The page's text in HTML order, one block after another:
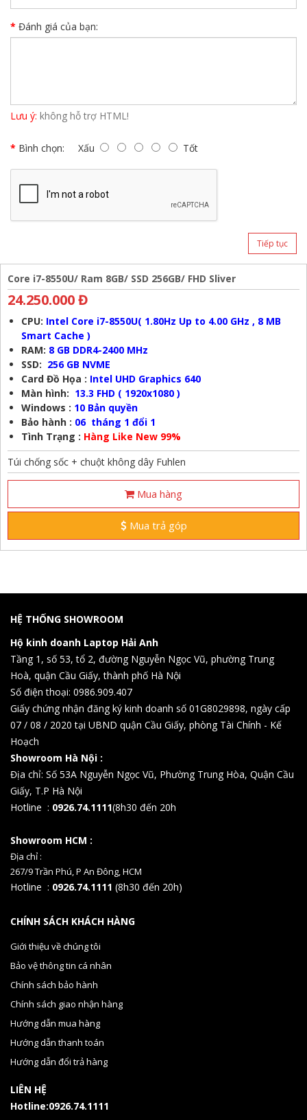
Đánh giá của bạn:
Lưu ý: không hỗ trợ HTML!
Bình chọn: Xấu Tốt
Tiếp tục
Core i7-8550U/ Ram 8GB/ SSD 256GB/ FHD Sliver
24.250.000 Đ
CPU: Intel Core i7-8550U( 1.80Hz Up to 4.00 GHz , 8 MB
Smart Cache )
RAM: 8 GB DDR4-2400 MHz
SSD: 256 GB NVME
Card Đồ Họa : Intel UHD Graphics 640
Màn hình: 13.3 FHD ( 1920x1080 )
Windows : 10 Bản quyền
Bảo hành : 06 tháng 1 đổi 1
Tình Trạng : Hàng Like New 99%
Túi chống sốc + chuột không dây Fuhlen
Mua hàng
Mua trả góp
HỆ THỐNG SHOWROOM
Hộ kinh doanh Laptop Hải Anh
Tầng 1, số 53, tổ 2, đường Nguyễn Ngọc Vũ, phường Trung
Hoà, quận Cầu Giấy, thành phố Hà Nội
Số điện thoại: 0986.909.407
Giấy chứng nhận đăng ký kinh doanh số 01G8029898, ngày cấp
07 / 08 / 2020 tại UBND quận Cầu Giấy, phòng Tài Chính - Kế
Hoạch
Showroom Hà Nội :
Địa chỉ: Số 53A Nguyễn Ngọc Vũ, Phường Trung Hòa, Quận Cầu
Giấy, T.P Hà Nội
Hotline : 0926.74.1111(8h30 đến 20h
Showroom HCM :
Địa chỉ :
267/9 Trần Phú, P An Đông, HCM
Hotline : 0926.74.1111 (8h30 đến 20h)
CHÍNH SÁCH KHÁCH HÀNG
Giới thiệu về chúng tôi
Bảo vệ thông tin cá nhân
Chính sách bảo hành
Chính sách giao nhận hàng
Hướng dẫn mua hàng
Hướng dẫn thanh toán
Hướng dẫn đổi trả hàng
LIÊN HỆ
Hotline:0926.74.1111